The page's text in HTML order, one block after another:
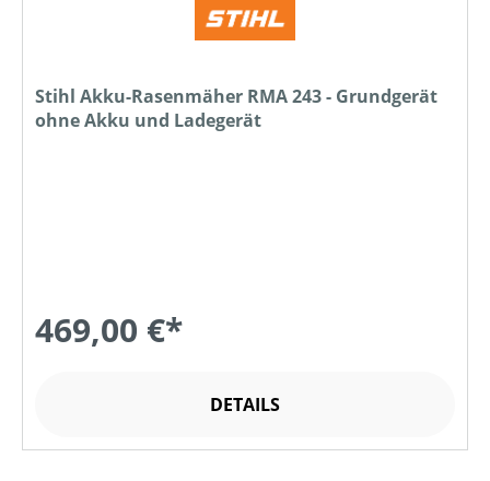
Stihl Akku-Rasenmäher RMA 243 - Grundgerät
ohne Akku und Ladegerät
469,00 €*
DETAILS